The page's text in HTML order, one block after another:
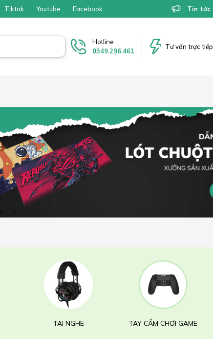
Tiktok Youtube Facebook Tin tức
Hotline
0349.296.461
Tư vấn trực tiếp
TAI NGHE TAY CẦM CHƠI GAME